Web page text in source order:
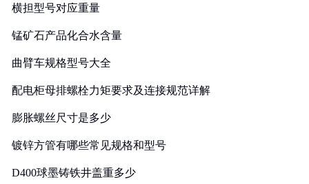
横担型号对应重量
锰矿石产品化合水含量
曲臂车规格型号大全
配电柜母排螺栓力矩要求及连接规范详解
膨胀螺丝尺寸是多少
镀锌方管有哪些常见规格和型号
D400球墨铸铁井盖重多少